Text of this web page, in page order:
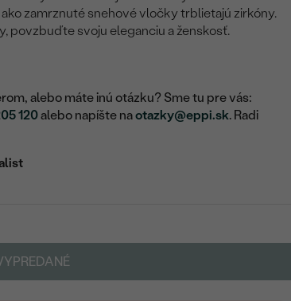
zamrznuté snehové vločky trblietajú zirkóny.
povzbuďte svoju eleganciu a ženskosť.
alebo máte inú otázku? Sme tu pre vás:
120alebo napíšte naotazky@eppi.sk. Radi